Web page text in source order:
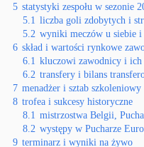
5 statystyki zespołu w sezonie
5.1 liczba goli zdobytych i
5.2 wyniki meczów u siebie i
6 skład i wartości rynkowe
6.1 kluczowi zawodnicy i ich
6.2 transfery i bilans
7 menadżer i sztab szkoleniowy
8 trofea i sukcesy historyczne
8.1 mistrzostwa Belgii,
8.2 występy w Pucharze
9 terminarz i wyniki na żywo